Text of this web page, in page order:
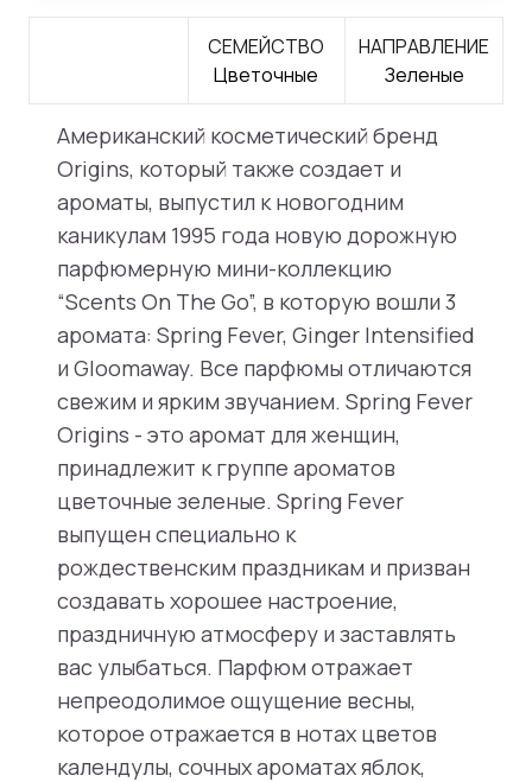
СЕМЕЙСТВО
Цветочные
НАПРАВЛЕНИЕ
Зеленые
Американский косметический бренд
Origins, который также создает и
ароматы, выпустил к новогодним
каникулам 1995 года новую дорожную
парфюмерную мини-коллекцию
“Scents On The Go”, в которую вошли 3
аромата: Spring Fever, Ginger Intensified
и Gloomaway. Все парфюмы отличаются
свежим и ярким звучанием. Spring Fever
Origins - это аромат для женщин,
принадлежит к группе ароматов
цветочные зеленые. Spring Fever
выпущен специально к
рождественским праздникам и призван
создавать хорошее настроение,
праздничную атмосферу и заставлять
вас улыбаться. Парфюм отражает
непреодолимое ощущение весны,
которое отражается в нотах цветов
календулы, сочных ароматах яблок,